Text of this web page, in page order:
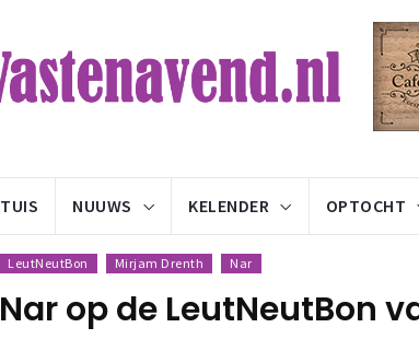
TUIS NUUWS KELENDER OPTOCHT
LeutNeutBon Mirjam Drenth Nar
Nar op de LeutNeutBon